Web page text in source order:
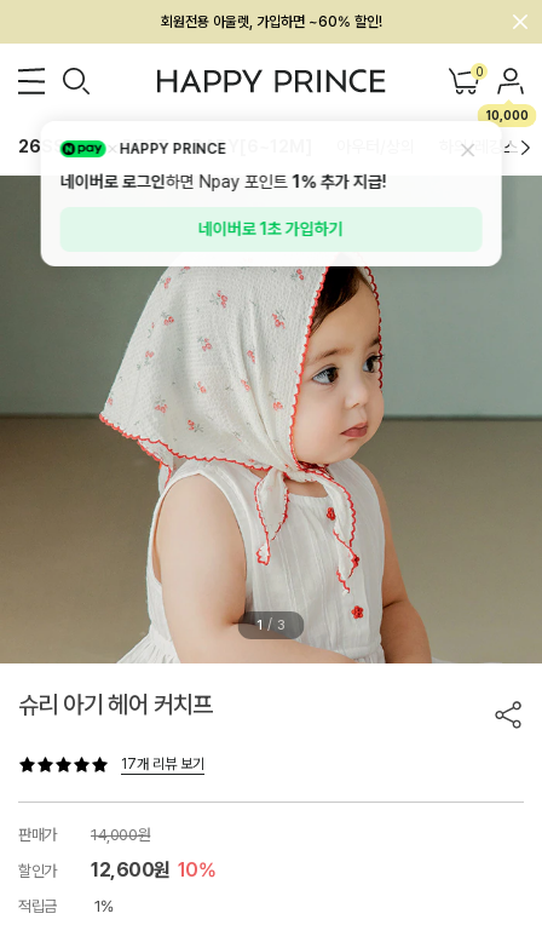
회원전용 아울렛, 가입하면 ~60% 할인!
멤버십 최대 28,000원 혜택 0
10,000
26SS 신상 BEST BABY[6~12M] 하의/레깅스
1 / 3
슈리 아기 헤어 커치프
17개 리뷰 보기
판매가
14,000원
할인가
12,600원 10%
적립금 1%
HAPPY PRINCE
네이버로 로그인하면 Npay 포인트1%추가 지급!
네이버로 1초 가입하기